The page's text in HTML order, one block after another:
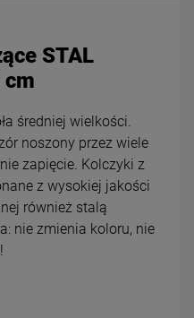
STAL
cm
średniej wielkości.
noszony przez wiele
zapięcie. Kolczyki z
z wysokiej jakości
również stalą
nie zmienia koloru, nie